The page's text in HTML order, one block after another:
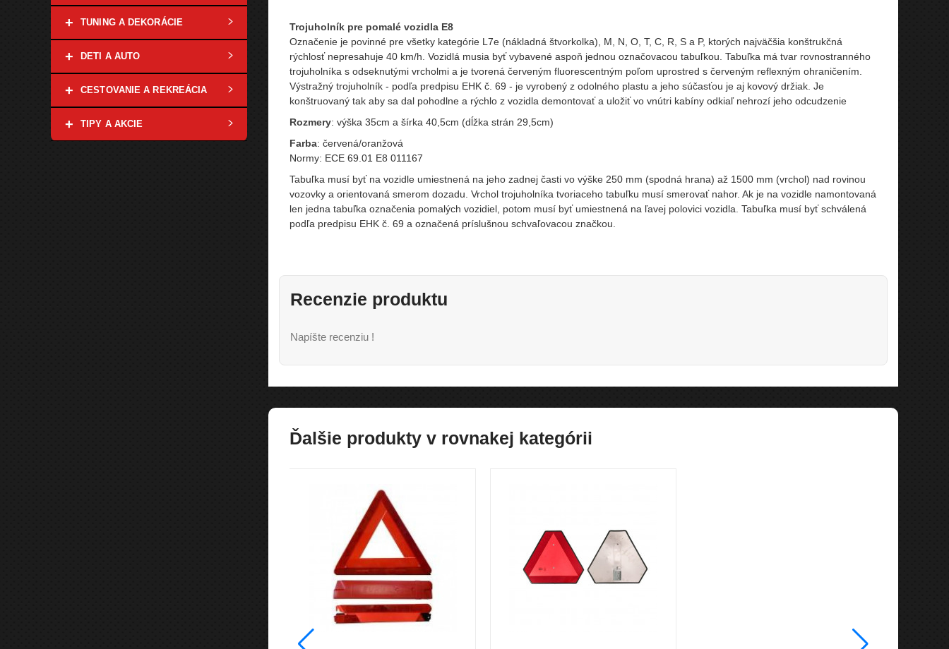
+ TUNING A DEKORÁCIE
+ DETI A AUTO
+ CESTOVANIE A REKREÁCIA
+ TIPY A AKCIE
Trojuholník pre pomalé vozidla E8
Označenie je povinné pre všetky kategórie L7e (nákladná štvorkolka), M, N, O, T, C, R, S a P, ktorých najväčšia konštrukčná
rýchlosť nepresahuje 40 km/h. Vozidlá musia byť vybavené aspoň jednou označovacou tabuľkou. Tabuľka má tvar rovnostranného
trojuholníka s odseknutými vrcholmi a je tvorená červeným fluorescentným poľom uprostred s červeným reflexným ohraničením.
Výstražný trojuholník - podľa predpisu EHK č. 69 - je vyrobený z odolného plastu a jeho súčasťou je aj kovový držiak. Je
konštruovaný tak aby sa dal pohodlne a rýchlo z vozidla demontovať a uložiť vo vnútri kabíny odkiaľ nehrozí jeho odcudzenie
Rozmery: výška 35cm a šírka 40,5cm (dĺžka strán 29,5cm)
Farba: červená/oranžová
Normy: ECE 69.01 E8 011167
Tabuľka musí byť na vozidle umiestnená na jeho zadnej časti vo výške 250 mm (spodná hrana) až 1500 mm (vrchol) nad rovinou
vozovky a orientovaná smerom dozadu. Vrchol trojuholníka tvoriaceho tabuľku musí smerovať nahor. Ak je na vozidle namontovaná
len jedna tabuľka označenia pomalých vozidiel, potom musí byť umiestnená na ľavej polovici vozidla. Tabuľka musí byť schválená
podľa predpisu EHK č. 69 a označená príslušnou schvaľovacou značkou.
Recenzie produktu
Napíšte recenziu !
Ďalšie produkty v rovnakej kategórii